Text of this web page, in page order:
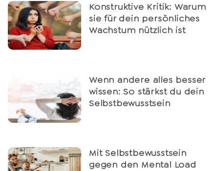
Konstruktive Kritik: Warum
sie für dein persönliches
Wachstum nützlich ist
Wenn andere alles besser
wissen: So stärkst du dein
Selbstbewusstsein
Mit Selbstbewusstsein
gegen den Mental Load